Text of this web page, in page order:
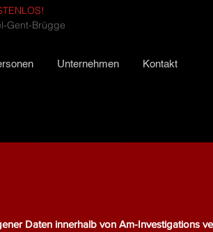
Daten innerhalb von Am-Investigations
Gent-Brügge
Unternehmen Kontakt